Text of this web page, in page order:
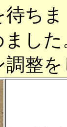
待ち
ました
整